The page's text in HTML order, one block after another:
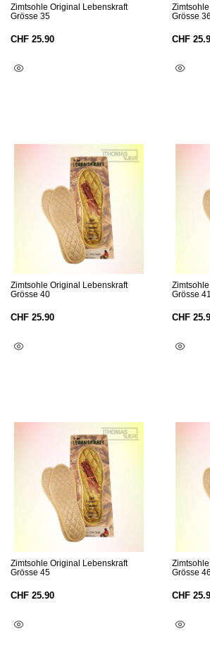
Zimtsohle Original Lebenskraft
Grösse 35
CHF 25.90
Grösse 36
CHF
Zimtsohle Original Lebenskraft
Grösse 40
CHF 25.90
Grösse 41
CHF
Zimtsohle Original Lebenskraft
Grösse 45
CHF 25.90
Grösse 46
CHF